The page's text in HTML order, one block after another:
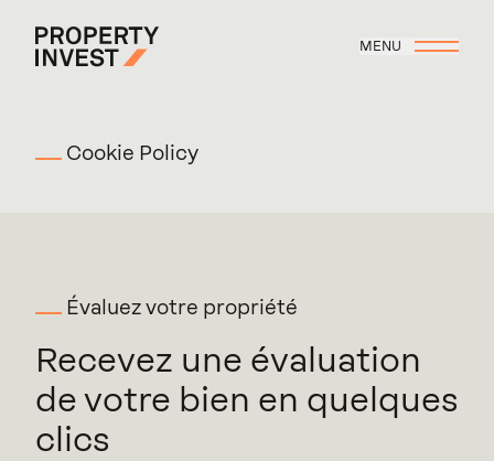
MENU
Cookie Policy
Évaluez votre propriété
Recevez une évaluation
de votre bien en quelques
clics